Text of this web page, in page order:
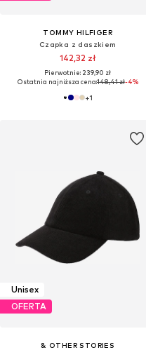
TOMMY HILFIGER
Czapka z daszkiem
142,32 zł
Pierwotnie: 239,90 zł
Ostatnia najniższa cena:148,41 zł-4%
+1
Unisex
OFERTA
& OTHER STORIES